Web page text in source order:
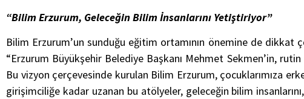
“Bilim Erzurum, Geleceğin Bilim İnsanlarını Yetiştiriyor”
Bilim Erzurum’un sunduğu eğitim ortamının önemine de
“Erzurum Büyükşehir Belediye Başkanı Mehmet Sekmen’in,
Bu vizyon çerçevesinde kurulan Bilim Erzurum, çocuklarımıza
girişimciliğe kadar uzanan bu atölyeler, geleceğin bilim